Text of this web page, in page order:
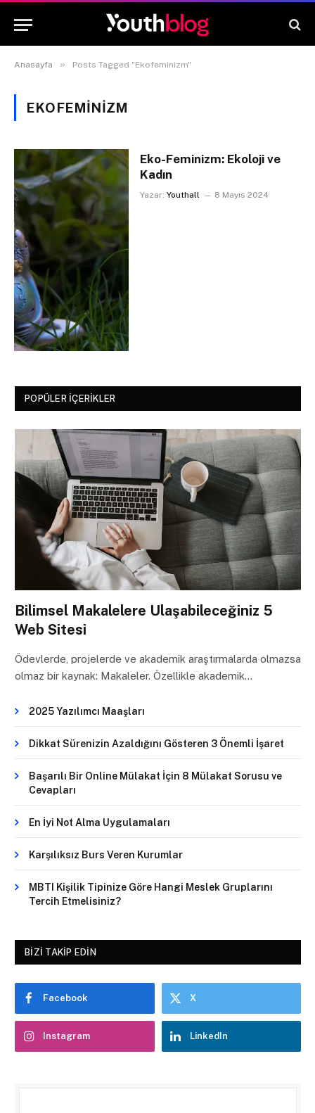
Anasayfa » Posts Tagged "Ekofeminizm"
EKOFEMINIZM
Eko-Feminizm: Ekoloji ve
Kadın
Yazar: Youthall 8 Mayıs 2024
POPÜLER İÇERIKLER
Bilimsel Makalelere Ulaşabileceğiniz 5
Web Sitesi
Ödevlerde, projelerde ve akademik araştırmalarda olmazsa
olmaz bir kaynak: Makaleler. Özellikle akademik…
2025 Yazılımcı Maaşları
Dikkat Sürenizin Azaldığını Gösteren 3 Önemli İşaret
Başarılı Bir Online Mülakat İçin 8 Mülakat Sorusu ve
Cevapları
En İyi Not Alma Uygulamaları
Karşılıksız Burs Veren Kurumlar
MBTI Kişilik Tipinize Göre Hangi Meslek Gruplarını
Tercih Etmelisiniz?
BIZI TAKIP EDIN
Facebook X
Instagram LinkedIn